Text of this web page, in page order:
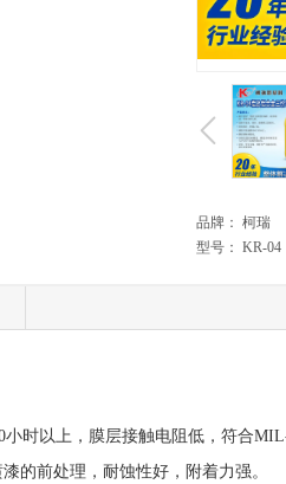
品牌： 柯瑞
型号： KR-04
时以上，膜层接触电阻低，符合
的前处理，耐蚀性好，附着力强。